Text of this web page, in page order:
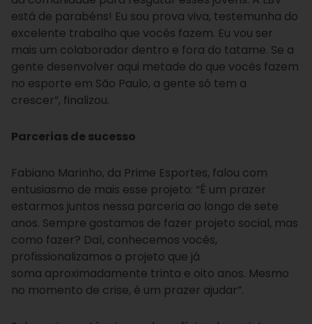
está de parabéns! Eu sou prova viva, testemunha do
excelente trabalho que vocês fazem. Eu vou ser
mais um colaborador dentro e fora do tatame. Se a
gente desenvolver aqui metade do que vocês fazem
no esporte em São Paulo, a gente só tem a
crescer”, finalizou.
Parcerias de sucesso
Fabiano Marinho, da Prime Esportes, falou com
entusiasmo de mais esse projeto: “É um prazer
estarmos juntos nessa parceria ao longo de sete
anos. Sempre gostamos de fazer projeto social, mas
como fazer? Daí, conhecemos vocês,
profissionalizamos o projeto que já
soma aproximadamente trinta e oito anos. Mesmo
no momento de crise, é um prazer ajudar”.